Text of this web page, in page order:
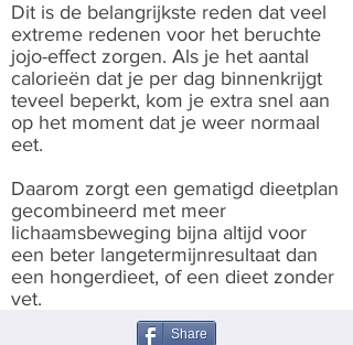
Dit is de belangrijkste reden dat veel
extreme redenen voor het beruchte
jojo-effect zorgen. Als je het aantal
calorieën dat je per dag binnenkrijgt
teveel beperkt, kom je extra snel aan
op het moment dat je weer normaal
eet.
Daarom zorgt een gematigd dieetplan
gecombineerd met meer
lichaamsbeweging bijna altijd voor
een beter langetermijnresultaat dan
een hongerdieet, of een dieet zonder
vet.
Share